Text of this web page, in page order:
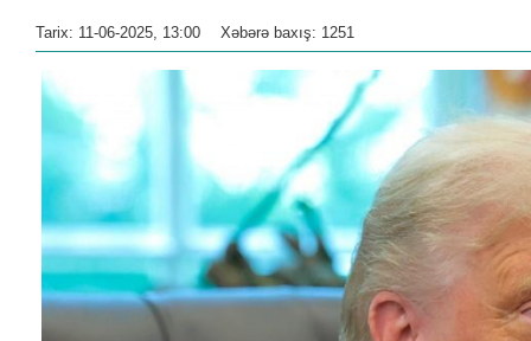
Tarix: 11-06-2025, 13:00 Xəbərə baxış: 1251